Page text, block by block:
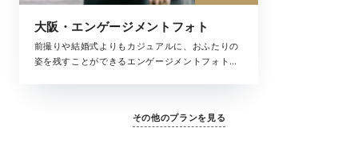
大阪・エンゲージメントフォト
前撮りや結婚式よりもカジュアルに、おふたりの
姿を残すことができるエンゲージメントフォト。
その他のプランを見る